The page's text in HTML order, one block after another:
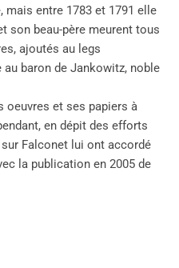
entre 1783 et 1791 elle
son beau-père meurent tous
ajoutés au legs
baron de Jankowitz, noble
oeuvres et ses papiers à
en dépit des efforts
Falconet lui ont accordé
la publication en 2005 de